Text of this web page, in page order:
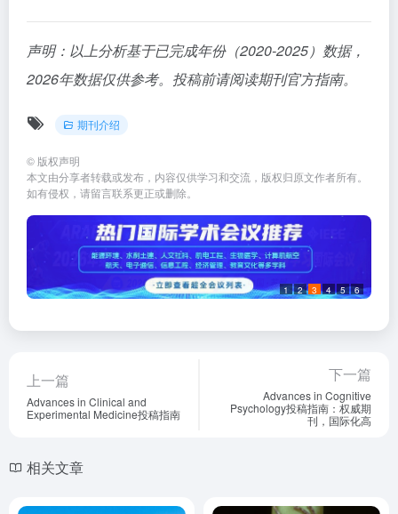
声明：以上分析基于已完成年份（2020-2025）数据，
2026年数据仅供参考。投稿前请阅读期刊官方指南。
期刊介绍
© 版权声明
本文由分享者转载或发布，内容仅供学习和交流，版权归原文作者所有。
如有侵权，请留言联系更正或删除。
1 2 3 4 5 6
上一篇
Advances in Clinical and
Experimental Medicine投稿指南
下一篇
Advances in Cognitive
Psychology投稿指南：权威期
刊，国际化高
相关文章